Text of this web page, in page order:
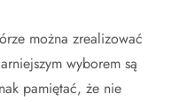
można zrealizować
wyborem są
pamiętać, że nie